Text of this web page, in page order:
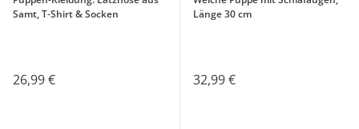
Samt, T-Shirt & Socken
26,99 €
Länge 30 cm
32,99 €